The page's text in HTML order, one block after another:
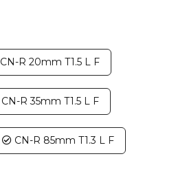
CN-R 20mm T1.5 L F
CN-R 35mm T1.5 L F
CN-R 85mm T1.3 L F